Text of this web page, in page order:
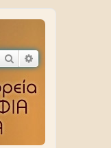
Αναζήτηση